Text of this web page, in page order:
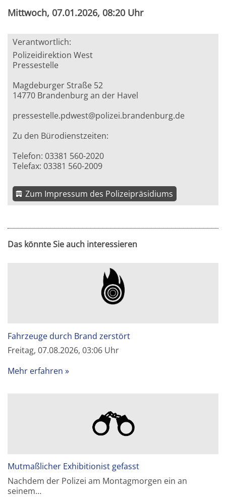
Mittwoch, 07.01.2026, 08:20 Uhr
Verantwortlich:
Polizeidirektion West
Pressestelle
Magdeburger Straße 52
14770 Brandenburg an der Havel
pressestelle.pdwest@polizei.brandenburg.de
Zu den Bürodienstzeiten:
Telefon: 03381 560-2020
Telefax: 03381 560-2009
Zum Impressum des Polizeipräsidiums
Das könnte Sie auch interessieren
Fahrzeuge durch Brand zerstört
Freitag, 07.08.2026, 03:06 Uhr
Mehr erfahren
Mutmaßlicher Exhibitionist gefasst
Nachdem der Polizei am Montagmorgen ein an
seinem…